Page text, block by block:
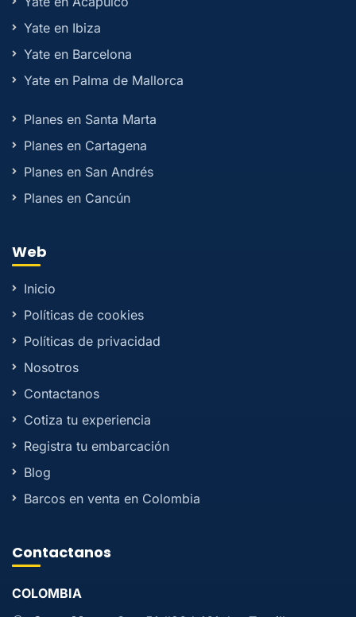
Yate en Ibiza
Yate en Barcelona
Yate en Palma de Mallorca
Planes en Santa Marta
Planes en Cartagena
Planes en San Andrés
Planes en Cancún
Web
Inicio
Políticas de cookies
Políticas de privacidad
Nosotros
Contactanos
Cotiza tu experiencia
Registra tu embarcación
Blog
Barcos en venta en Colombia
Contactanos
COLOMBIA